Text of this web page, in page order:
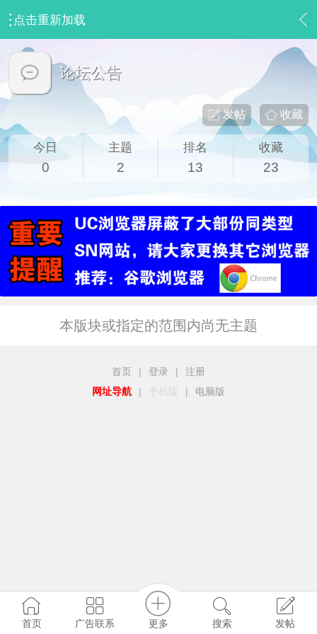
点击重新加载
› 站务讨论区 › 论坛公告
论坛公告
收藏
发帖
今日
0
主题
2
排名
13
收藏
23
本版块或指定的范围内尚无主题
首页 | 登录 |
注册
网址导航
| 手机版 | 电脑版
首页 广告联系 更多 搜索 发帖